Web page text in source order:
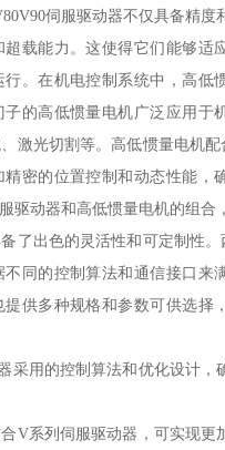
伺服驱动器不仅具备精度
载能力。这使得它们能够适
。在机电控制系统中，高低
的高低惯量电机广泛应用于
激光切割等。高低惯量电机
密的位置控制和动态性能，
驱动器和高低惯量电机的组合
了出色的灵活性和可定制性
同的控制算法和通信接口来
供多种规格和参数可供选择
采用的控制算法和优化设计，
V系列伺服驱动器，可实现更